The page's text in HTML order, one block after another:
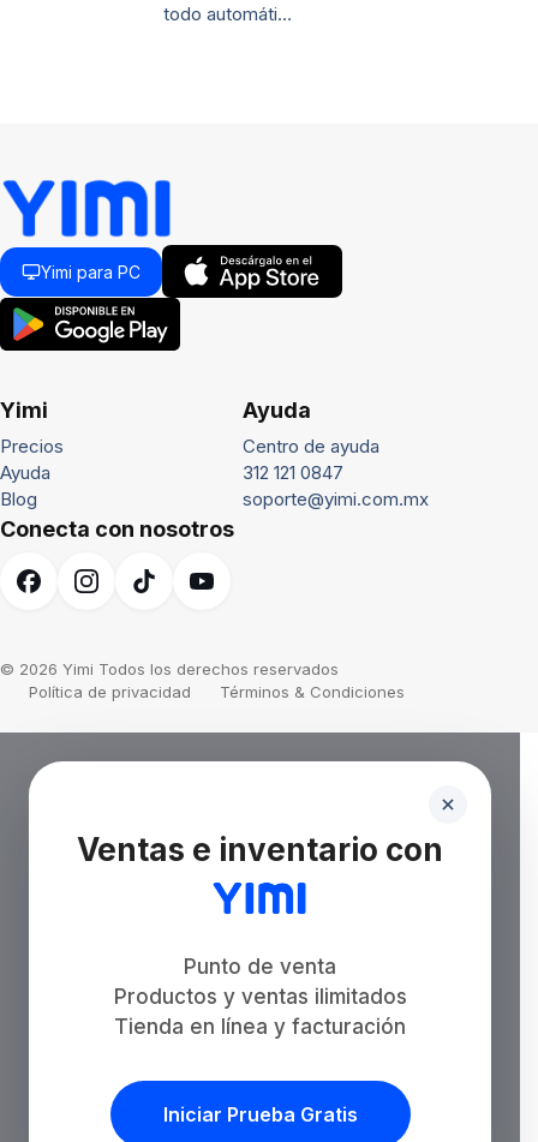
todo automáti…
Yimi para PC
Yimi
Precios
Ayuda
Blog
Ayuda
Centro de ayuda
312 121 0847
soporte@yimi.com.mx
Conecta con nosotros
© 2026 Yimi Todos los derechos reservados
Política de privacidad
Términos & Condiciones
Ventas e inventario con
Punto de venta
Productos y ventas ilimitados
Tienda en línea y facturación
Iniciar Prueba Gratis